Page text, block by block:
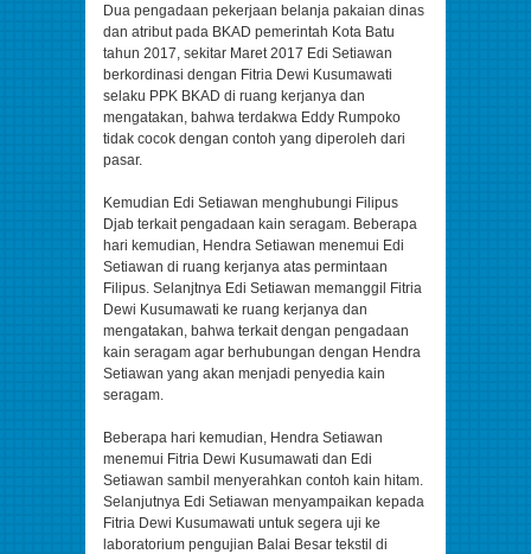
Dua pengadaan pekerjaan belanja pakaian dinas
dan atribut pada BKAD pemerintah Kota Batu
tahun 2017, sekitar Maret 2017 Edi Setiawan
berkordinasi dengan Fitria Dewi Kusumawati
selaku PPK BKAD di ruang kerjanya dan
mengatakan, bahwa terdakwa Eddy Rumpoko
tidak cocok dengan contoh yang diperoleh dari
pasar.
Kemudian Edi Setiawan menghubungi Filipus
Djab terkait pengadaan kain seragam. Beberapa
hari kemudian, Hendra Setiawan menemui Edi
Setiawan di ruang kerjanya atas permintaan
Filipus. Selanjtnya Edi Setiawan memanggil Fitria
Dewi Kusumawati ke ruang kerjanya dan
mengatakan, bahwa terkait dengan pengadaan
kain seragam agar berhubungan dengan Hendra
Setiawan yang akan menjadi penyedia kain
seragam.
Beberapa hari kemudian, Hendra Setiawan
menemui Fitria Dewi Kusumawati dan Edi
Setiawan sambil menyerahkan contoh kain hitam.
Selanjutnya Edi Setiawan menyampaikan kepada
Fitria Dewi Kusumawati untuk segera uji ke
laboratorium pengujian Balai Besar tekstil di